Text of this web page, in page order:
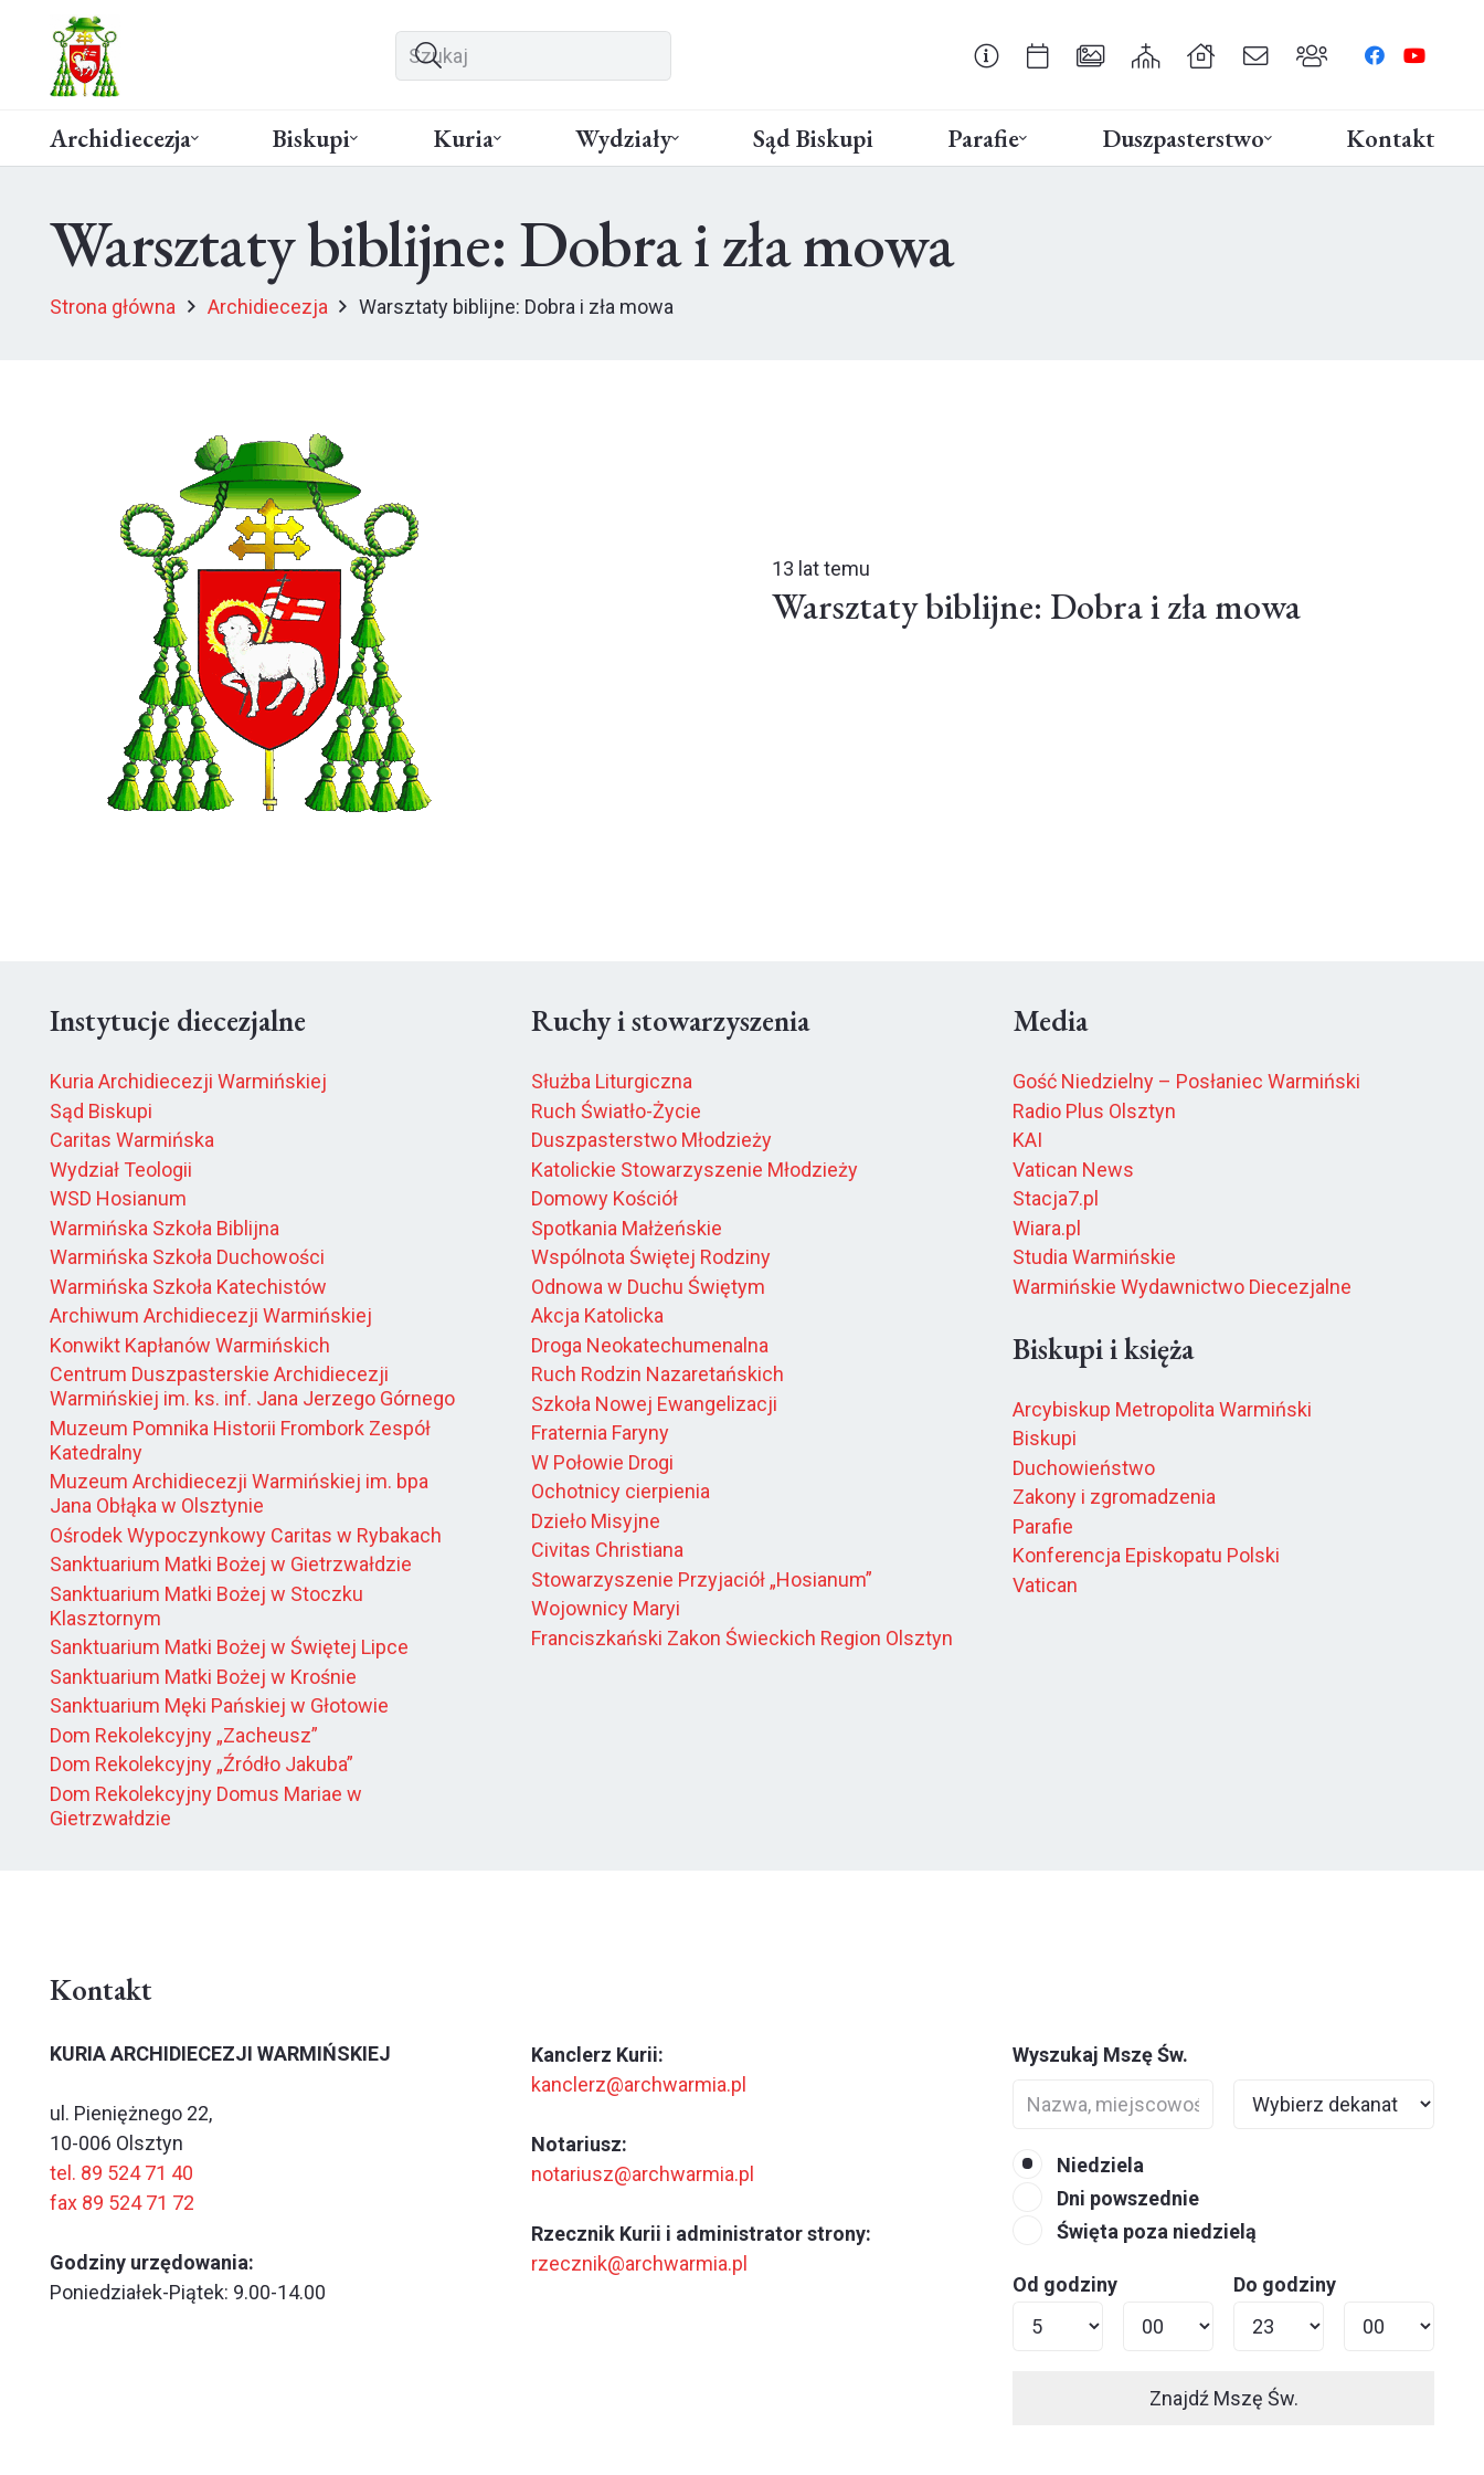
Archidiecezja Biskupi Kuria Wydziały Sąd Biskupi Parafie Duszpasterstwo Kontakt
Warsztaty biblijne: Dobra i zła mowa
Strona główna Archidiecezja Warsztaty biblijne: Dobra i zła mowa
13 lat temu
Warsztaty biblijne: Dobra i zła mowa
Instytucje diecezjalne
Kuria Archidiecezji Warmińskiej
Sąd Biskupi
Caritas Warmińska
Wydział Teologii
WSD Hosianum
Warmińska Szkoła Biblijna
Warmińska Szkoła Duchowości
Warmińska Szkoła Katechistów
Archiwum Archidiecezji Warmińskiej
Konwikt Kapłanów Warmińskich
Centrum Duszpasterskie Archidiecezji
Warmińskiej im. ks. inf. Jana Jerzego Górnego
Muzeum Pomnika Historii Frombork Zespół
Katedralny
Muzeum Archidiecezji Warmińskiej im. bpa
Jana Obłąka w Olsztynie
Ośrodek Wypoczynkowy Caritas w Rybakach
Sanktuarium Matki Bożej w Gietrzwałdzie
Sanktuarium Matki Bożej w Stoczku
Klasztornym
Sanktuarium Matki Bożej w Świętej Lipce
Sanktuarium Matki Bożej w Krośnie
Sanktuarium Męki Pańskiej w Głotowie
Dom Rekolekcyjny „Zacheusz”
Dom Rekolekcyjny „Źródło Jakuba”
Dom Rekolekcyjny Domus Mariae w
Gietrzwałdzie
Ruchy i stowarzyszenia
Służba Liturgiczna
Ruch Światło-Życie
Duszpasterstwo Młodzieży
Katolickie Stowarzyszenie Młodzieży
Domowy Kościół
Spotkania Małżeńskie
Wspólnota Świętej Rodziny
Odnowa w Duchu Świętym
Akcja Katolicka
Droga Neokatechumenalna
Ruch Rodzin Nazaretańskich
Szkoła Nowej Ewangelizacji
Fraternia Faryny
W Połowie Drogi
Ochotnicy cierpienia
Dzieło Misyjne
Civitas Christiana
Stowarzyszenie Przyjaciół „Hosianum”
Wojownicy Maryi
Franciszkański Zakon Świeckich Region Olsztyn
Media
Gość Niedzielny – Posłaniec Warmiński
Radio Plus Olsztyn
KAI
Vatican News
Stacja7.pl
Wiara.pl
Studia Warmińskie
Warmińskie Wydawnictwo Diecezjalne
Biskupi i księża
Arcybiskup Metropolita Warmiński
Biskupi
Duchowieństwo
Zakony i zgromadzenia
Parafie
Konferencja Episkopatu Polski
Vatican
Kontakt
KURIA ARCHIDIECEZJI WARMIŃSKIEJ
ul. Pieniężnego 22,
10-006 Olsztyn
tel. 89 524 71 40
fax 89 524 71 72
Godziny urzędowania:
Poniedziałek-Piątek: 9.00-14.00
Kanclerz Kurii:
kanclerz@archwarmia.pl
Notariusz:
notariusz@archwarmia.pl
Rzecznik Kurii i administrator strony:
rzecznik@archwarmia.pl
Wyszukaj Mszę Św.
Niedziela
Dni powszednie
Święta poza niedzielą
Od godziny Do godziny
Znajdź Mszę Św.